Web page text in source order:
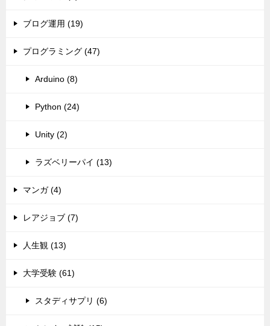
ブログ運用 (19)
プログラミング (47)
Arduino (8)
Python (24)
Unity (2)
ラズベリーパイ (13)
マンガ (4)
レアジョブ (7)
人生観 (13)
大学受験 (61)
スタディサプリ (6)